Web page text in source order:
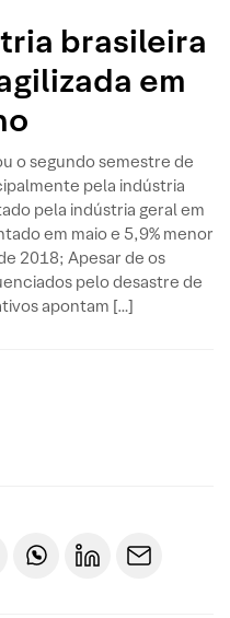
brasileira
em
o segundo semestre de
pela indústria
pela indústria geral em
em maio e 5,9% menor
2018; Apesar de os
pelo desastre de
apontam […]